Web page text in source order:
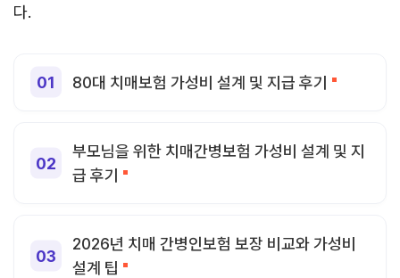
다.
80대 치매보험 가성비 설계 및 지급 후기
부모님을 위한 치매간병보험 가성비 설계 및 지
급 후기
2026년 치매 간병인보험 보장 비교와 가성비
설계 팁